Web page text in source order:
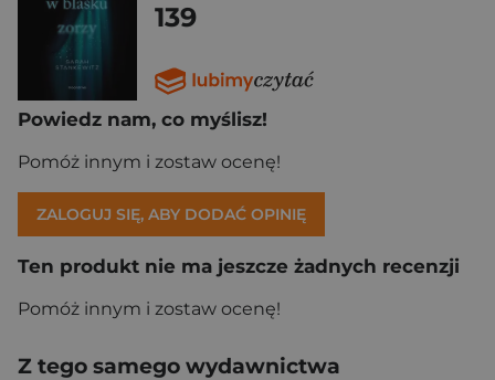
139
Powiedz nam, co myślisz!
Pomóż innym i zostaw ocenę!
ZALOGUJ SIĘ, ABY DODAĆ OPINIĘ
Ten produkt nie ma jeszcze żadnych recenzji
Pomóż innym i zostaw ocenę!
Z tego samego wydawnictwa